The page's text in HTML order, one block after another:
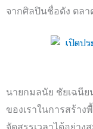
จากศิลปินชื่อดัง ตล
นายกมลนัย ชัยเฉนี
ของเราในการสร้า